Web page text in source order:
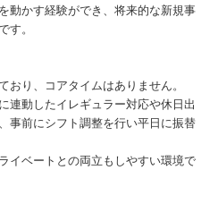
動かす経験ができ、将来的な新規事
す。
おり、コアタイムはありません。
連動したイレギュラー対応や休日出
事前にシフト調整を行い平日に振替
イベートとの両立もしやすい環境で